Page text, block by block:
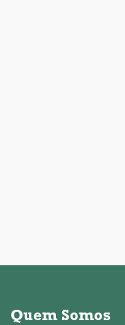
Quem Somos